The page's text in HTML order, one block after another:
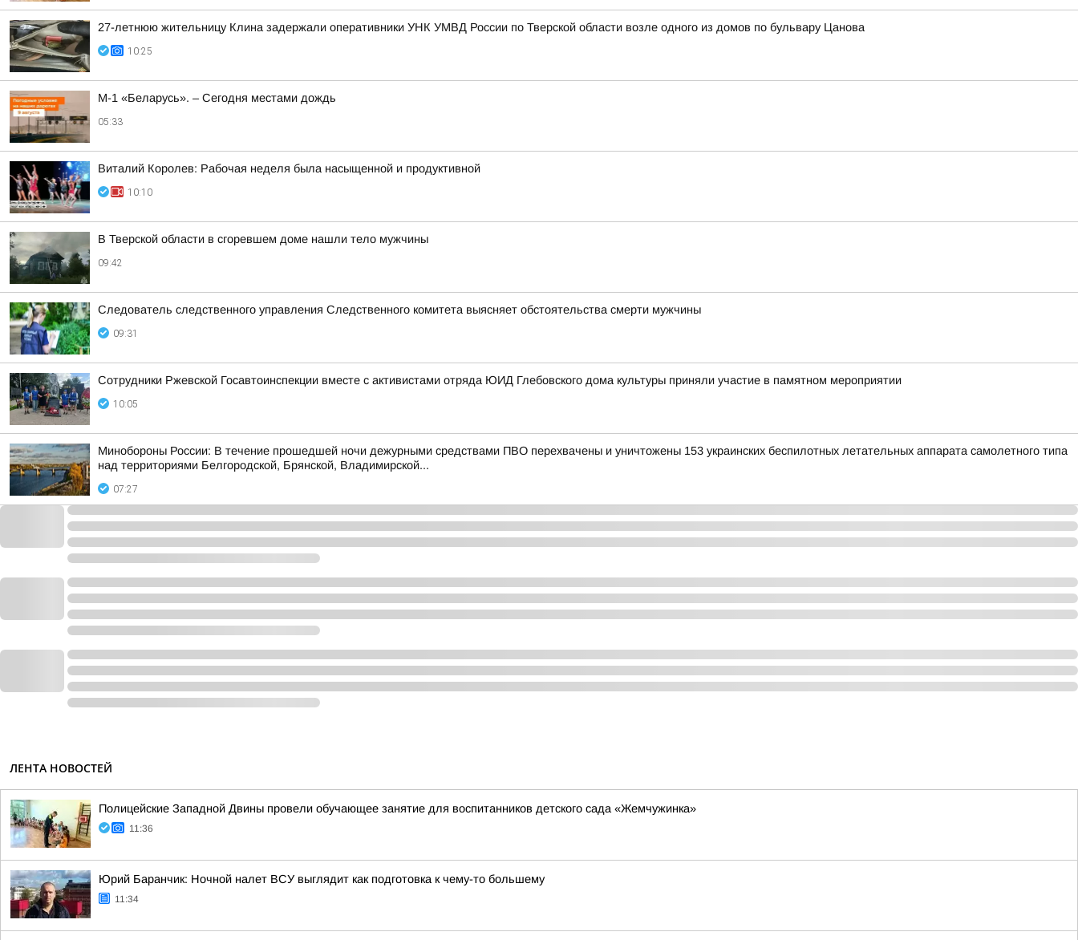
27-летнюю жительницу Клина задержали оперативники УНК УМВД России по Тверской области возле одного из домов по бульвару Цанова
10:25
М-1 «Беларусь». – Сегодня местами дождь
05:33
Виталий Королев: Рабочая неделя была насыщенной и продуктивной
10:10
В Тверской области в сгоревшем доме нашли тело мужчины
09:42
Следователь следственного управления Следственного комитета выясняет обстоятельства смерти мужчины
09:31
Сотрудники Ржевской Госавтоинспекции вместе с активистами отряда ЮИД Глебовского дома культуры приняли участие в памятном мероприятии
10:05
Минобороны России: В течение прошедшей ночи дежурными средствами ПВО перехвачены и уничтожены 153 украинских беспилотных летательных аппарата самолетного типа
над территориями Белгородской, Брянской, Владимирской...
07:27
ЛЕНТА НОВОСТЕЙ
Полицейские Западной Двины провели обучающее занятие для воспитанников детского сада «Жемчужинка»
11:36
Юрий Баранчик: Ночной налет ВСУ выглядит как подготовка к чему-то большему
11:34